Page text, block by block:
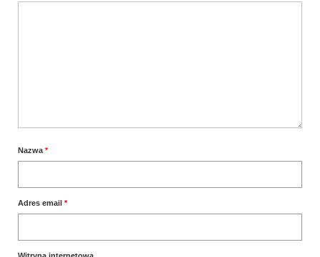
Nazwa *
Adres email *